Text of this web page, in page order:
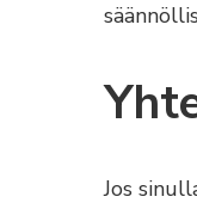
Jos